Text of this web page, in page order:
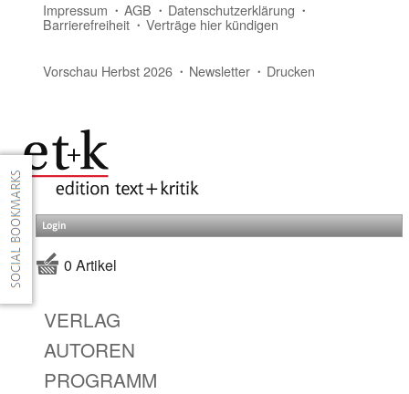
Impressum AGB Datenschutzerklärung
Barrierefreiheit Verträge hier kündigen
Vorschau Herbst 2026 Newsletter Drucken
Login
0 Artikel
VERLAG
AUTOREN
PROGRAMM